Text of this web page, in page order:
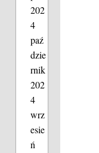
202
4
paź
dzie
rnik
202
4
wrz
esie
ń